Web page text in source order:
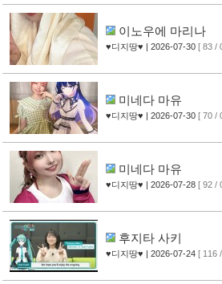
이노우에 마리나
♥디지땅♥ | 2026-07-30 [ 83 /
미네다 마유
♥디지땅♥ | 2026-07-30 [ 70 /
미네다 마유
♥디지땅♥ | 2026-07-28 [ 92 /
후지타 사키
♥디지땅♥ | 2026-07-24 [ 116